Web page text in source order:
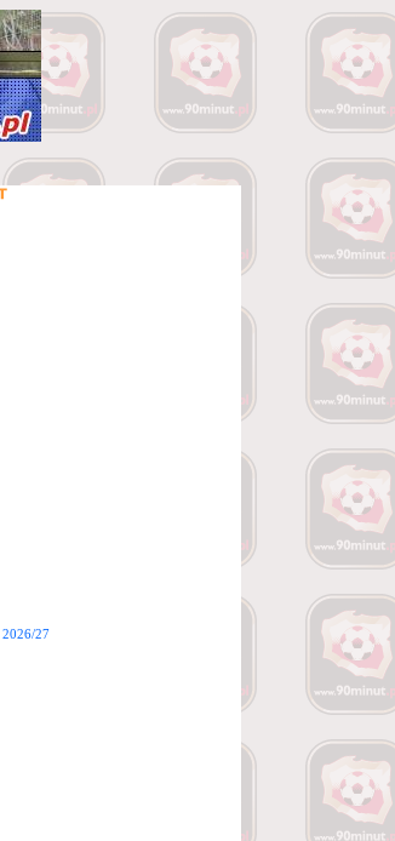
2026/27